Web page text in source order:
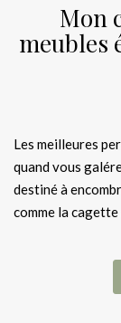
Mon
meubles
Les meilleures
quand vous
destiné à
comme la